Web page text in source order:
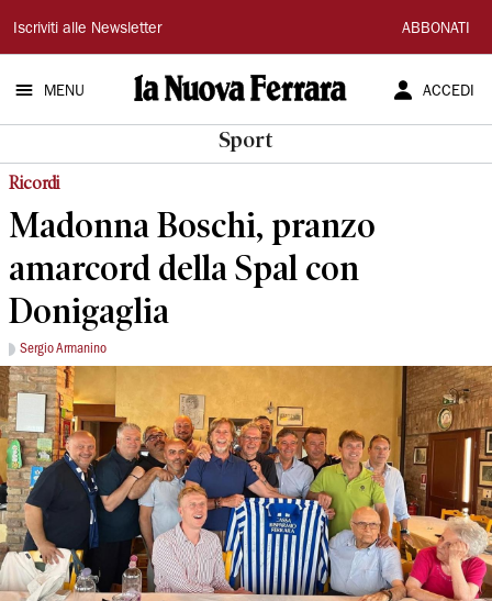
La
Nuova
Ferrara
Iscriviti alle Newsletter ABBONATI
MENU ACCEDI
Sport
Ricordi
Madonna Boschi, pranzo
amarcord della Spal con
Donigaglia
Sergio Armanino